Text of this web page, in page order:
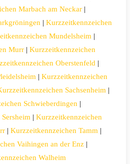
Marbach am Neckar |
| Kurzzeitkennzeichen
Mundelsheim |
Murr | Kurzzeitkennzeichen
Oberstenfeld |
| Kurzzeitkennzeichen
Sachsenheim |
Schwieberdingen |
| Kurzzeitkennzeichen
| Kurzzeitkennzeichen Tamm |
Vaihingen an der Enz|
Walheim